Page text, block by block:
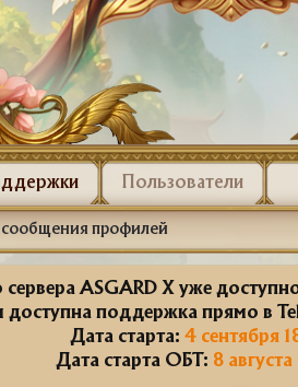
Пользователи
профилей
ASGARD X уже
доступна поддержка прямо в
Дата старта: 4 сентября
Дата старта ОБТ: 8